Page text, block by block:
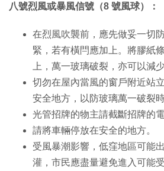
八號烈風或暴風信號（8 號風球）：
在烈風吹襲前，應先做妥一切
緊，若有橫閂應加上。將膠紙
上，萬一玻璃破裂，亦可以減少
切勿在屋內當風的窗戶附近站
安全地方，以防玻璃萬一破裂
光管招牌的物主請截斷招牌的電
請將車輛停放在安全的地方。
受風暴潮影響，低窪地區可能
灌，市民應盡量避免進入可能